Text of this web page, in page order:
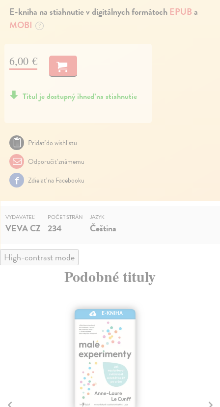
E-kniha na stiahnutie v digitálnych formátochEPUBa
MOBI
?
6,00 €
Titul je dostupný ihneď na stiahnutie
Pridať do wishlistu
Odporučiť známemu
Zdielať na Facebooku
VYDAVATEĽ
VEVA CZ
POČET STRÁN
234
JAZYK
Čeština
High-contrast mode
Podobné tituly
E-KNIHA